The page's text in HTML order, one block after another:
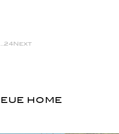
…24Next
HOME